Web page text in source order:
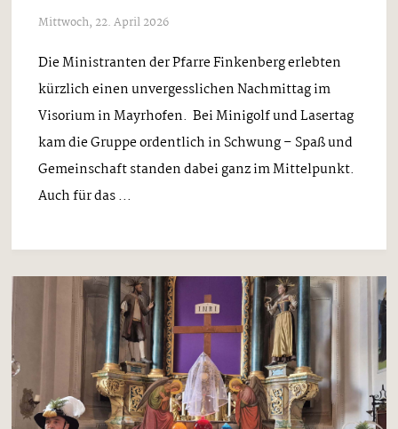
Mittwoch, 22. April 2026
Die Ministranten der Pfarre Finkenberg erlebten
kürzlich einen unvergesslichen Nachmittag im
Visorium in Mayrhofen. Bei Minigolf und Lasertag
kam die Gruppe ordentlich in Schwung – Spaß und
Gemeinschaft standen dabei ganz im Mittelpunkt.
Auch für das ...